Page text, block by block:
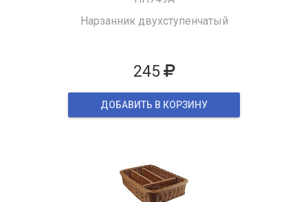
Нарзанник двухступенчатый
245
ДОБАВИТЬ В КОРЗИНУ